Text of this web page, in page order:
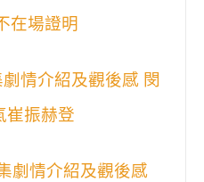
在場證明
情介紹及觀後感 閔
崔振赫登
劇情介紹及觀後感